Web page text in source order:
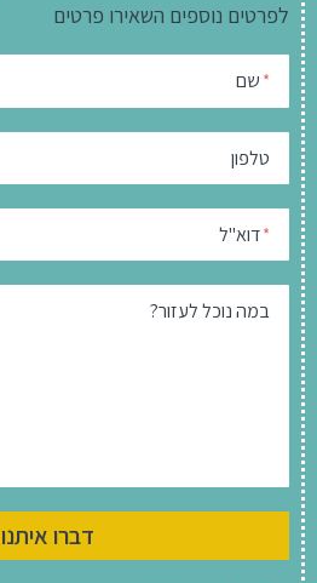
לפרטים נוספים השאירו פרטים
* שם
טלפון
*דוא"ל
במה נוכל לעזור?
דברו איתנו